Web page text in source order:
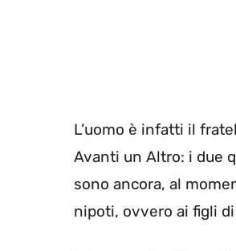
L’uomo è infatti il
Avanti un Altro: i due
sono ancora, al
nipoti, ovvero ai figli